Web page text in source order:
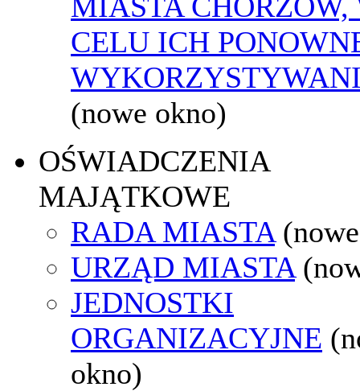
CELU ICH
(nowe okno)
OŚWIADCZENIA
MAJĄTKOWE
RADA MIASTA
URZĄD MIASTA
JEDNOSTKI
ORGANIZACYJNE
okno)